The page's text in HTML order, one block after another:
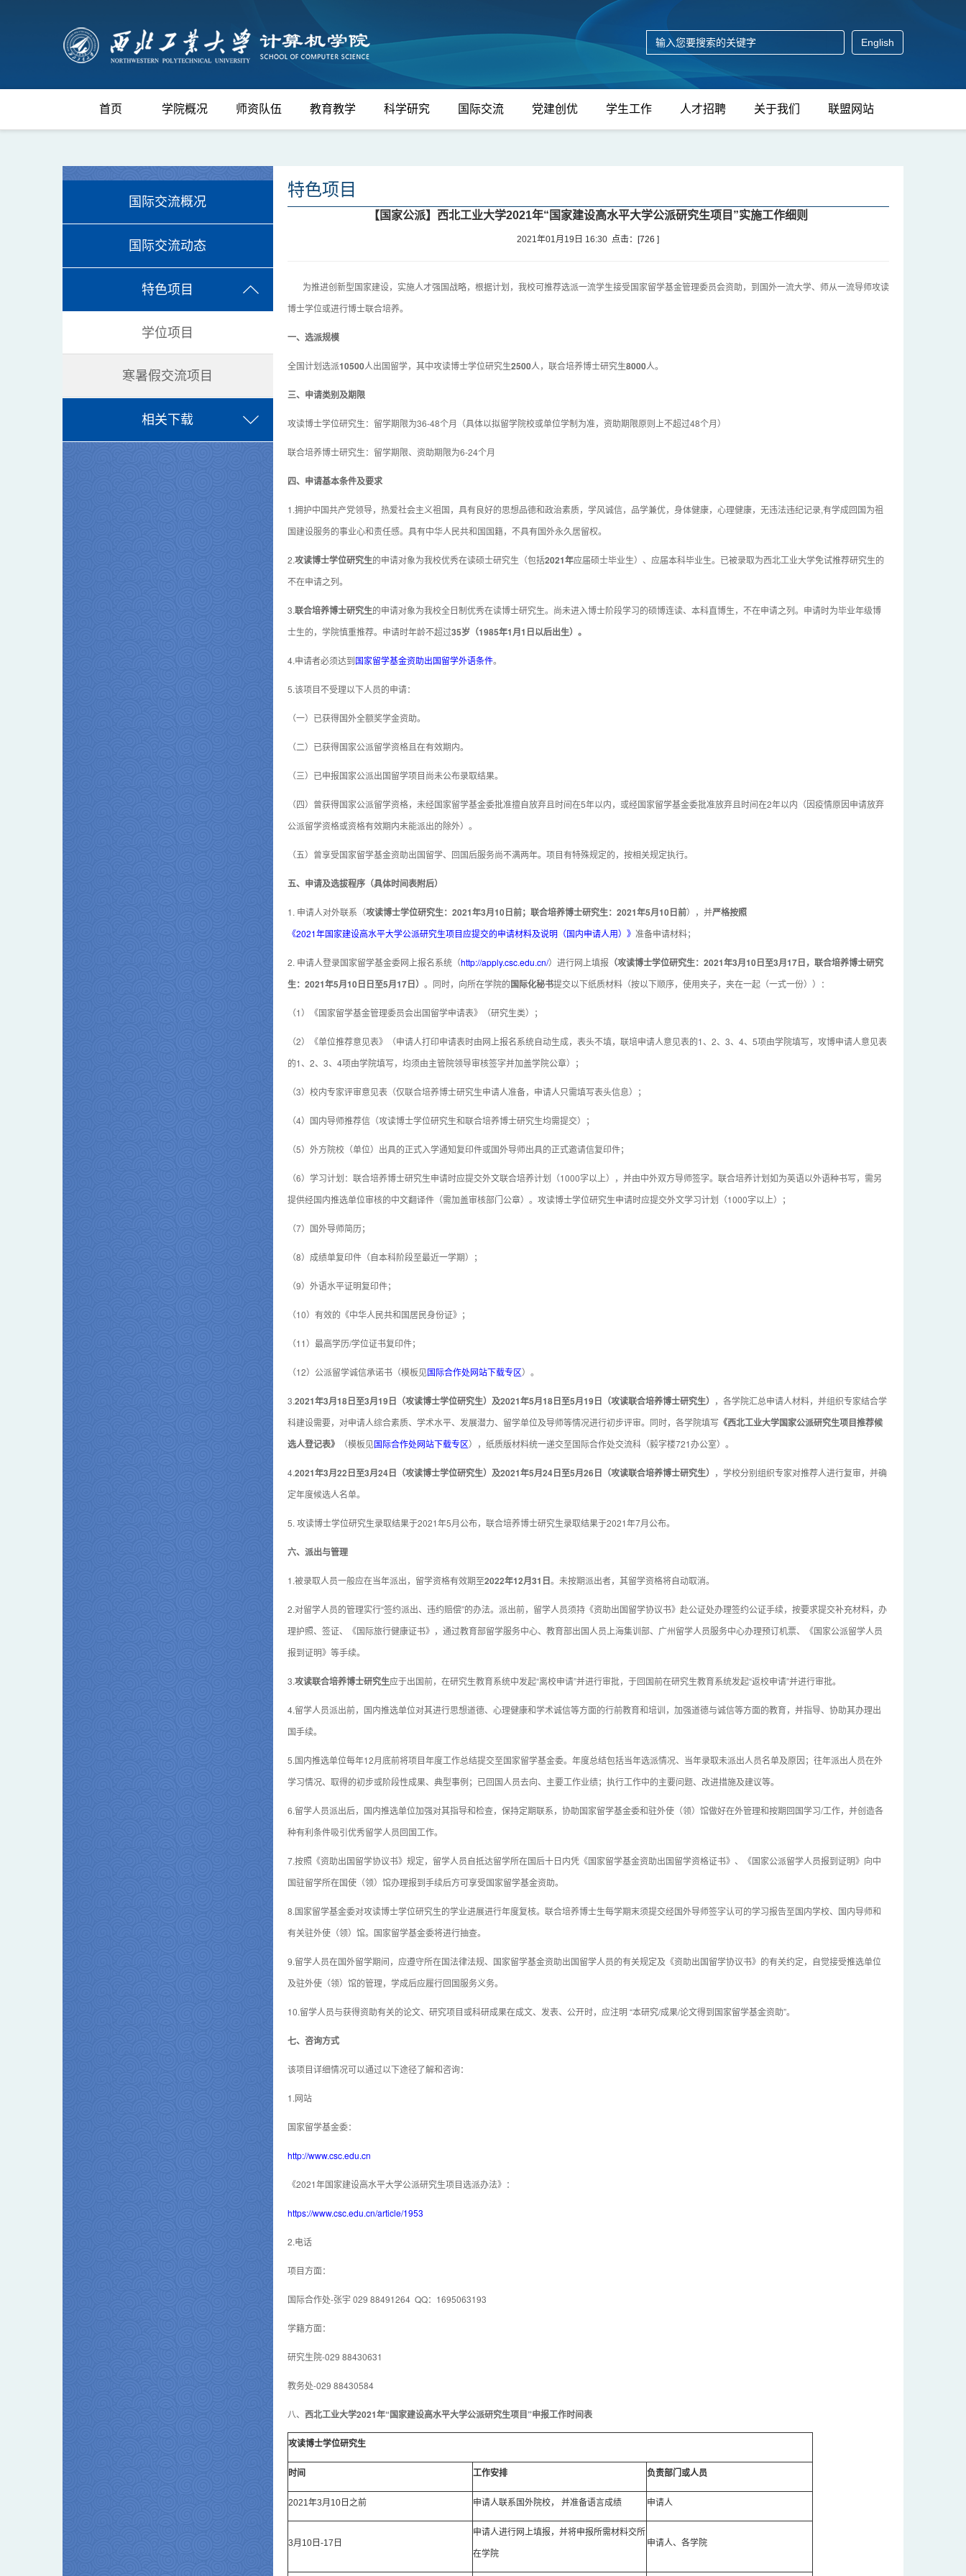
English
首页 学院概况 师资队伍 教育教学 科学研究 国际交流 党建创优 学生工作 人才招聘 关于我们 联盟网站
国际交流概况
国际交流动态
特色项目
学位项目
寒暑假交流项目
相关下载
特色项目
【国家公派】西北工业大学2021年“国家建设高水平大学公派研究生项目”实施工作细则
2021年01月19日 16:30 点击：[726]
为推进创新型国家建设，实施人才强国战略，根据计划，我校可推荐选派一流学生接受国家留学基金管理委员会资助，到国外一流大学、师从一流导师攻读
博士学位或进行博士联合培养。
一、选派规模
全国计划选派10500人出国留学，其中攻读博士学位研究生2500人，联合培养博士研究生8000人。
三、申请类别及期限
攻读博士学位研究生：留学期限为36-48个月（具体以拟留学院校或单位学制为准，资助期限原则上不超过48个月）
联合培养博士研究生：留学期限、资助期限为6-24个月
四、申请基本条件及要求
1.拥护中国共产党领导，热爱社会主义祖国，具有良好的思想品德和政治素质，学风诚信，品学兼优，身体健康，心理健康，无违法违纪记录,有学成回国为祖
国建设服务的事业心和责任感。具有中华人民共和国国籍，不具有国外永久居留权。
2.攻读博士学位研究生的申请对象为我校优秀在读硕士研究生（包括2021年应届硕士毕业生）、应届本科毕业生。已被录取为西北工业大学免试推荐研究生的
不在申请之列。
3.联合培养博士研究生的申请对象为我校全日制优秀在读博士研究生。尚未进入博士阶段学习的硕博连读、本科直博生，不在申请之列。申请时为毕业年级博
士生的，学院慎重推荐。申请时年龄不超过35岁（1985年1月1日以后出生）。
4.申请者必须达到国家留学基金资助出国留学外语条件。
5.该项目不受理以下人员的申请：
（一）已获得国外全额奖学金资助。
（二）已获得国家公派留学资格且在有效期内。
（三）已申报国家公派出国留学项目尚未公布录取结果。
（四）曾获得国家公派留学资格，未经国家留学基金委批准擅自放弃且时间在5年以内，或经国家留学基金委批准放弃且时间在2年以内（因疫情原因申请放弃
公派留学资格或资格有效期内未能派出的除外）。
（五）曾享受国家留学基金资助出国留学、回国后服务尚不满两年。项目有特殊规定的，按相关规定执行。
五、申请及选拔程序（具体时间表附后）
1. 申请人对外联系（攻读博士学位研究生：2021年3月10日前；联合培养博士研究生：2021年5月10日前），并严格按照
《2021年国家建设高水平大学公派研究生项目应提交的申请材料及说明（国内申请人用）》 准备申请材料；
2. 申请人登录国家留学基金委网上报名系统（http://apply.csc.edu.cn/）进行网上填报 （攻读博士学位研究生：2021年3月10日至3月17日， 联合培养博士研究
生：2021年5月10日日至5月17日） 。同时，向所在学院的国际化秘书提交以下纸质材料（按以下顺序，使用夹子，夹在一起（一式一份））：
（1）《国家留学基金管理委员会出国留学申请表》（研究生类）；
（2）《单位推荐意见表》（申请人打印申请表时由网上报名系统自动生成，表头不填，联培申请人意见表的1、2、3、4、5项由学院填写，攻博申请人意见表
的1、2、3、4项由学院填写，均须由主管院领导审核签字并加盖学院公章）；
（3）校内专家评审意见表（仅联合培养博士研究生申请人准备，申请人只需填写表头信息）；
（4）国内导师推荐信（攻读博士学位研究生和联合培养博士研究生均需提交）；
（5）外方院校（单位）出具的正式入学通知复印件或国外导师出具的正式邀请信复印件；
（6）学习计划：联合培养博士研究生申请时应提交外文联合培养计划（1000字以上），并由中外双方导师签字。联合培养计划如为英语以外语种书写，需另
提供经国内推选单位审核的中文翻译件（需加盖审核部门公章）。攻读博士学位研究生申请时应提交外文学习计划（1000字以上）；
（7）国外导师简历；
（8）成绩单复印件（自本科阶段至最近一学期）；
（9）外语水平证明复印件；
（10）有效的《中华人民共和国居民身份证》；
（11）最高学历/学位证书复印件；
（12）公派留学诚信承诺书（模板见国际合作处网站下载专区）。
3.2021年3月18日至3月19日 （攻读博士学位研究生） 及2021年5月18日至5月19日 （攻读联合培养博士研究生） ，各学院汇总申请人材料，并组织专家结合学
科建设需要，对申请人综合素质、学术水平、发展潜力、留学单位及导师等情况进行初步评审。同时，各学院填写 《西北工业大学国家公派研究生项目推荐候
选人登记表》
（模板见国际合作处网站下载专区），纸质版材料统一递交至国际合作处交流科（毅字楼721办公室）。
4.2021年3月22日至3月24日 （攻读博士学位研究生） 及2021年5月24日至5月26日 （攻读联合培养博士研究生） ，学校分别组织专家对推荐人进行复审，并确
定年度候选人名单。
5. 攻读博士学位研究生录取结果于2021年5月公布，联合培养博士研究生录取结果于2021年7月公布。
六、派出与管理
1.被录取人员一般应在当年派出，留学资格有效期至2022年12月31日。未按期派出者，其留学资格将自动取消。
2.对留学人员的管理实行“签约派出、违约赔偿”的办法。派出前，留学人员须持《资助出国留学协议书》赴公证处办理签约公证手续，按要求提交补充材料，办
理护照、签证、《国际旅行健康证书》，通过教育部留学服务中心、教育部出国人员上海集训部、广州留学人员服务中心办理预订机票、《国家公派留学人员
报到证明》等手续。
3.攻读联合培养博士研究生应于出国前，在研究生教育系统中发起“离校申请”并进行审批，于回国前在研究生教育系统发起“返校申请”并进行审批。
4.留学人员派出前，国内推选单位对其进行思想道德、心理健康和学术诚信等方面的行前教育和培训，加强道德与诚信等方面的教育，并指导、协助其办理出
国手续。
5.国内推选单位每年12月底前将项目年度工作总结提交至国家留学基金委。年度总结包括当年选派情况、当年录取未派出人员名单及原因；往年派出人员在外
学习情况、取得的初步或阶段性成果、典型事例；已回国人员去向、主要工作业绩；执行工作中的主要问题、改进措施及建议等。
6.留学人员派出后，国内推选单位加强对其指导和检查，保持定期联系，协助国家留学基金委和驻外使（领）馆做好在外管理和按期回国学习/工作，并创造各
种有利条件吸引优秀留学人员回国工作。
7.按照《资助出国留学协议书》规定，留学人员自抵达留学所在国后十日内凭《国家留学基金资助出国留学资格证书》、《国家公派留学人员报到证明》向中
国驻留学所在国使（领）馆办理报到手续后方可享受国家留学基金资助。
8.国家留学基金委对攻读博士学位研究生的学业进展进行年度复核。联合培养博士生每学期末须提交经国外导师签字认可的学习报告至国内学校、国内导师和
有关驻外使（领）馆。国家留学基金委将进行抽查。
9.留学人员在国外留学期间，应遵守所在国法律法规、国家留学基金资助出国留学人员的有关规定及《资助出国留学协议书》的有关约定，自觉接受推选单位
及驻外使（领）馆的管理，学成后应履行回国服务义务。
10.留学人员与获得资助有关的论文、研究项目或科研成果在成文、发表、公开时，应注明 “本研究/成果/论文得到国家留学基金资助”。
七、咨询方式
该项目详细情况可以通过以下途径了解和咨询：
1.网站
国家留学基金委：
http://www.csc.edu.cn
《2021年国家建设高水平大学公派研究生项目选派办法》：
https://www.csc.edu.cn/article/1953
2.电话
项目方面：
国际合作处-张宇 029 88491264 QQ：1695063193
学籍方面：
研究生院-029 88430631
教务处-029 88430584
八、 西北工业大学2021年“国家建设高水平大学公派研究生项目”申报工作时间表
攻读博士学位研究生
时间 工作安排 负责部门或人员
2021年3月10日之前 申请人联系国外院校， 并准备语言成绩 申请人
3月10日-17日
申请人进行网上填报，并将申报所需材料交所
在学院
申请人、各学院